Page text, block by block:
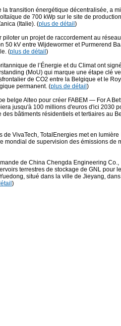
la transition énergétique décentralisée, a
de 700 kWp sur le site de
(Italie). (plus de détail )
piloter un projet de raccordement au
50 kV entre Wijdewormer et Purmerend
(plus de détail )
de l’Énergie et du Climat ont
(MoU) qui marque une étape clé
de CO2 entre la Belgique et le
permanent. (plus de détail )
belge Alteo pour créer FABEM — For A
jusqu'à 100 millions d'euros d'ici 2030
bâtiments résidentiels et tertiaires au
de VivaTech, TotalEnergies met en
mondial de supervision des émissions de
de China Chengda Engineering Co.,
terrestres de stockage de GNL pour
situé dans la ville de Jieyang,
)